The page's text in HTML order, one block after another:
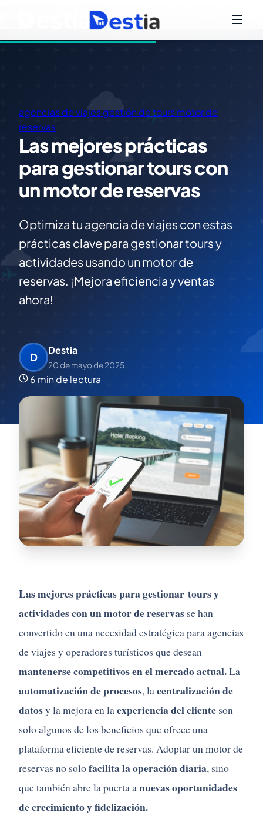
con un motor de reservas
agencias de viajesgestión de toursmotor de
reservas
Las mejores prácticas
para gestionar tours con
un motor de reservas
Optimiza tu agencia de viajes con estas
prácticas clave para gestionar tours y
actividades usando un motor de
reservas. ¡Mejora eficiencia y ventas
ahora!
D
Destia
20 de mayo de 2025
6 min de lectura
Lasmejoresprácticaspara gestionar toursy
actividadesconunmotordereservas sehan
convertidoenunanecesidadestratégicaparaagencias
deviajes yoperadores turísticos quedesean
mantenersecompetitivosenelmercadoactual.La
automatizacióndeprocesos,lacentralizaciónde
datosylamejoraenlaexperienciadelcliente son
soloalgunos delos beneficios queofreceuna
plataformaeficientedereservas. Adoptarunmotorde
reservas no solofacilitalaoperacióndiaria, sino
quetambiénabrelapuertaanuevasoportunidades
decrecimientoyfidelización.